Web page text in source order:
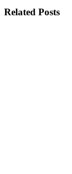
Related Posts